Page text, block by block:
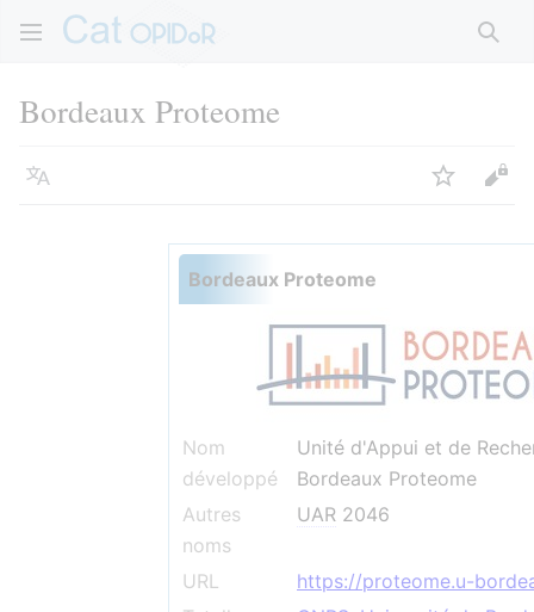
Bordeaux Proteome
Langue Suivre
Bordeaux Proteome
Nom
développé
Unité d'Appui et de
Bordeaux Proteome
Autres
noms
UAR 2046
URL
https://proteome.u-